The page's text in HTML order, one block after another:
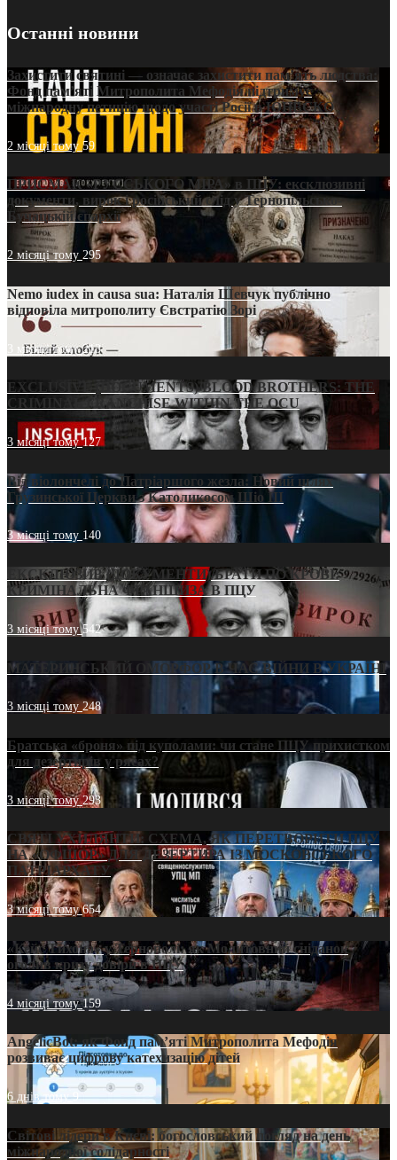
Останні новини
Захистити святині — означає захистити пам’ять людства:
Фонд пам’яті Митрополита Мефодія підтримує
міжнародну петицію щодо участі Росії в ЮНЕСКО
2 місяці тому59
ПРИСМАК «РУССЬКОГО МІРА» в ПЦУ: ексклюзивні
документи, вирок і російський слід у Тернопільсько-
Бучацькій єпархії
2 місяці тому 295
Nemo iudex in causa sua: Наталія Шевчук публічно
відповіла митрополиту Євстратію Зорі
3 місяці тому213
EXCLUSIVE (DOCUMENTS)/BLOOD BROTHERS: THE
CRIMINAL FRANCHISE WITHIN THE OCU
3 місяці тому127
Від віолончелі до Патріаршого жезла: Новий шлях
Грузинської Церкви з Католикосом Шіо III
3 місяці тому 140
ЕКСКЛЮЗИВ (ДОКУМЕНТИ)/БРАТИ ПО КРОВІ:
КРИМІНАЛЬНА ФРАНШИЗА В ПЦУ
3 місяці тому542
МАТЕРИНСЬКИЙ ОМОРФОР В ЧАС ВІЙНИ В УКРАЇНІ
3 місяці тому248
Братська «броня» під куполами: чи стане ПЦУ прихистком
для дезертирів у рясах?
3 місяці тому293
СВЯТІ УХИЛЯНТИ: СХЕМА, ЯК ПЕРЕТВОРИТИ ПЦУ
НА «ОФШОР» ДЛЯ ДЕЗЕРТИРА ІЗ МОСКОВСЬКОГО
ПАТРІАРХАТУ
3 місяці тому654
«Кейс Тихона» у Тернополі: як Молитовний сніданок
оголив кризу довіри в ПЦУ
4 місяці тому159
AngelicBot: як Фонд пам’яті Митрополита Мефодія
розвиває цифрову катехизацію дітей
6 днів тому9
Світові лідери в Києві: богословський погляд на день
міжнародної солідарності